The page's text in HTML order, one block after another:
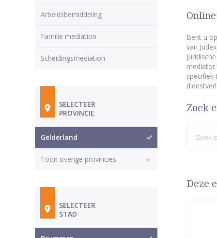
Bent u
van
specifiek
Zoek
Deze
Arbeidsbemiddeling
Familie mediation
Scheidingsmediation
SELECTEER
PROVINCIE
Gelderland
Toon overige provincies
SELECTEER
STAD